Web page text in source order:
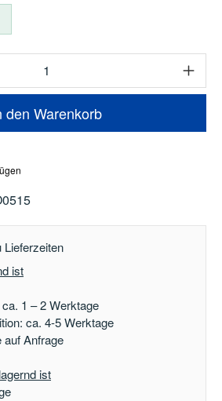
Gib den gewünschten
den Warenkorb
Lieferzeiten
ist
1 – 2 Werktage
ca. 4-5 Werktage
auf Anfrage
ist